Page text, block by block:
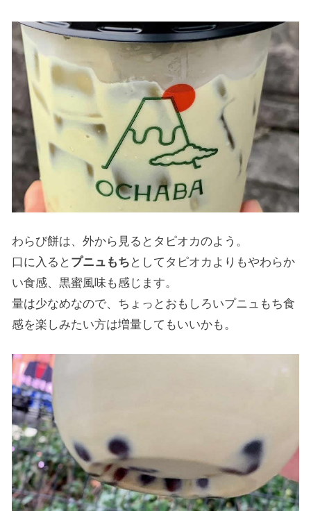
わらび餅は、外から見るとタピオカのよう。
口に入ると プニュもち としてタピオカよりもやわらか
い食感、黒蜜風味も感じます。
量は少なめなので、ちょっとおもしろいプニュもち食
感を楽しみたい方は増量してもいいかも。